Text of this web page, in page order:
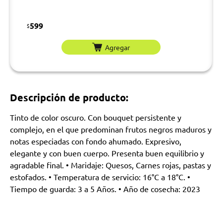
$599
Agregar
Descripción de producto:
Tinto de color oscuro. Con bouquet persistente y
complejo, en el que predominan frutos negros maduros y
notas especiadas con fondo ahumado. Expresivo,
elegante y con buen cuerpo. Presenta buen equilibrio y
agradable final. • Maridaje: Quesos, Carnes rojas, pastas y
estofados. • Temperatura de servicio: 16°C a 18°C. •
Tiempo de guarda: 3 a 5 Años. • Año de cosecha: 2023